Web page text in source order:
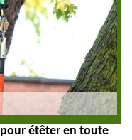
étêter en toute